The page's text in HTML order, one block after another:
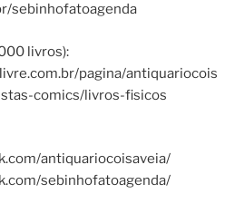
sebinhofatoagenda
livros):
pagina/antiquariocois
comics/livros-fisicos
antiquariocoisaveia/
sebinhofatoagenda/